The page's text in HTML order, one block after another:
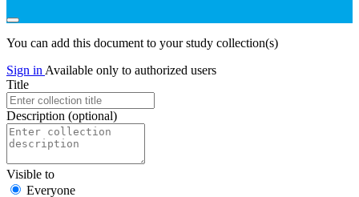
You can add this document to your study collection(s)
Sign in Available only to authorized users
Title
Description (optional)
Visible to
Everyone